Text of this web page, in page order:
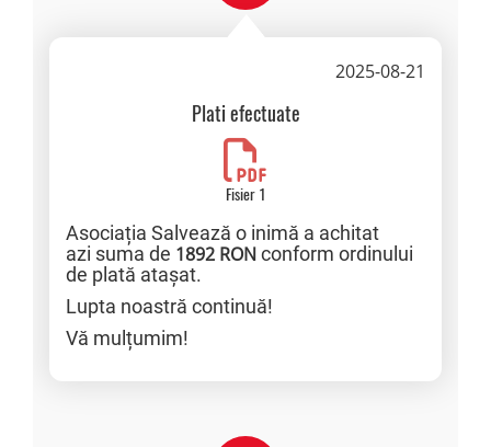
2025-08-21
Plati efectuate
Fisier 1
Asociația Salvează o inimă a achitat
azi suma de 1892 RONconform ordinului
de plată atașat.
Lupta noastră continuă!
Vă mulțumim!